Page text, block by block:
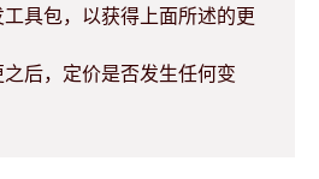
具包，以获得上面所述的更
后，定价是否发生任何变